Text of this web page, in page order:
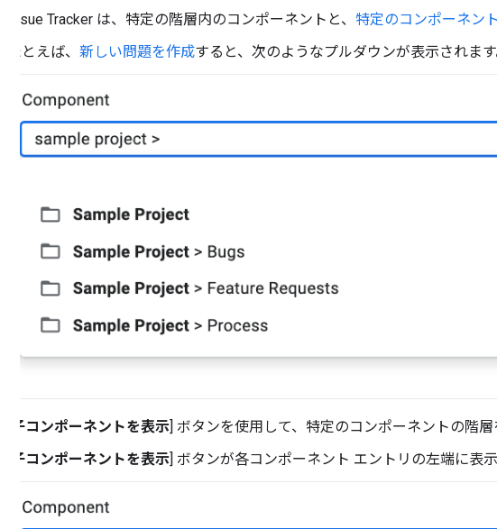
Issue Tracker は、特定の階層内のコンポーネントと、 特定のコンポーネン
たとえば、 新しい問題を作成すると、次のようなプルダウンが表示されます
子コンポーネントを表示] ボタンを使用して、特定のコンポーネントの階層
子コンポーネントを表示] ボタンが各コンポーネント エントリの左端に表示